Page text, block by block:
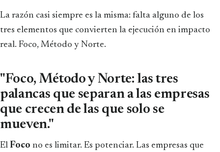
La razón casi siempre es la misma: falta alguno de los
tres elementos que convierten la ejecución en impacto
real. Foco, Método y Norte.
"Foco, Método y Norte: las tres
palancas que separan a las empresas
que crecen de las que solo se
mueven."
El Foco no es limitar. Es potenciar. Las empresas que